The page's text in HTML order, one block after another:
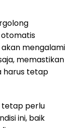
otomatis
mengalami
memastikan
harus tetap
tetap perlu
ini, baik